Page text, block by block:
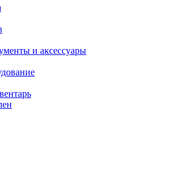
и аксессуары